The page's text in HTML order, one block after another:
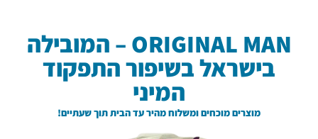
ORIGINAL MAN – המובילה
בישראל בשיפור התפקוד
המיני
מוצרים מוכחים ומשלוח מהיר עד הבית תוך שעתיים!